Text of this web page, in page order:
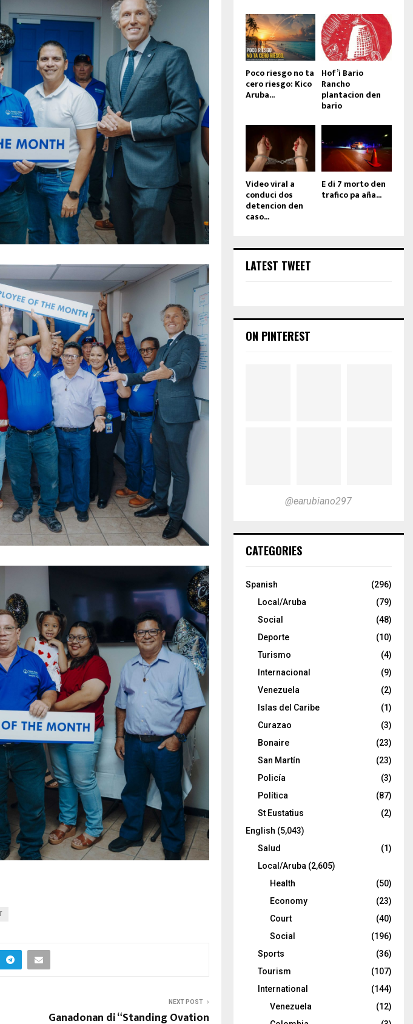
NEXT POST
Ganadonan di “Standing Ovation
Poco riesgo no ta
cero riesgo: Kico
Aruba...
Hof’i Bario
Rancho
plantacion den
bario
Video viral a
conduci dos
detencion den
caso...
E di 7 morto den
trafico pa aña...
LATEST TWEET
ON PINTEREST
@earubiano297
CATEGORIES
Spanish
(296)
Local/Aruba
(79)
Social
(48)
Deporte
(10)
Turismo
(4)
Internacional
(9)
Venezuela
(2)
Islas del Caribe
(1)
Curazao
(3)
Bonaire
(23)
San Martín
(23)
Policía
(3)
Política
(87)
St Eustatius
(2)
English (5,043)
Salud
(1)
Local/Aruba (2,605)
Health
(50)
Economy
(23)
Court
(40)
Social
(196)
Sports
(36)
Tourism
(107)
International
(144)
Venezuela
(12)